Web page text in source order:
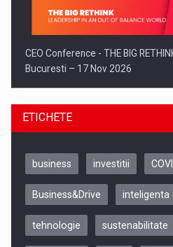
CEO Conference - THE BIG
Bucuresti – 17 Nov 2026
ETICHETE
business investitii
Business&Drive inteligenta
tehnologie sustenabilitate